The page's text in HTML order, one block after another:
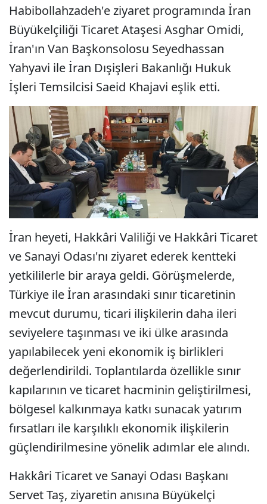
Habibollahzadeh'e ziyaret programında İran
Büyükelçiliği Ticaret Ataşesi Asghar Omidi,
İran'ın Van Başkonsolosu Seyedhassan
Yahyavi ile İran Dışişleri Bakanlığı Hukuk
İşleri Temsilcisi Saeid Khajavi eşlik etti.
İran heyeti, Hakkâri Valiliği ve Hakkâri Ticaret
ve Sanayi Odası'nı ziyaret ederek kentteki
yetkililerle bir araya geldi. Görüşmelerde,
Türkiye ile İran arasındaki sınır ticaretinin
mevcut durumu, ticari ilişkilerin daha ileri
seviyelere taşınması ve iki ülke arasında
yapılabilecek yeni ekonomik iş birlikleri
değerlendirildi. Toplantılarda özellikle sınır
kapılarının ve ticaret hacminin geliştirilmesi,
bölgesel kalkınmaya katkı sunacak yatırım
fırsatları ile karşılıklı ekonomik ilişkilerin
güçlendirilmesine yönelik adımlar ele alındı.
Hakkâri Ticaret ve Sanayi Odası Başkanı
Servet Taş, ziyaretin anısına Büyükelçi